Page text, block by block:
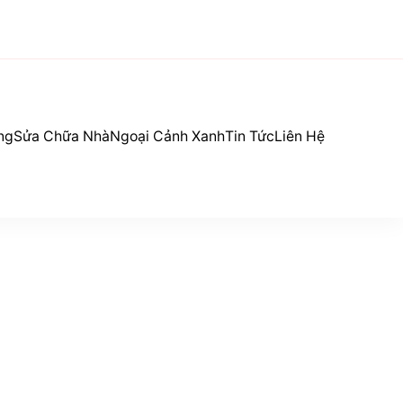
Sửa Chữa NhàNgoại Cảnh XanhTin TứcLiên Hệ